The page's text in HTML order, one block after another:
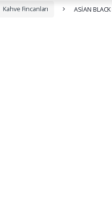
Kahve Fincanları ASİAN